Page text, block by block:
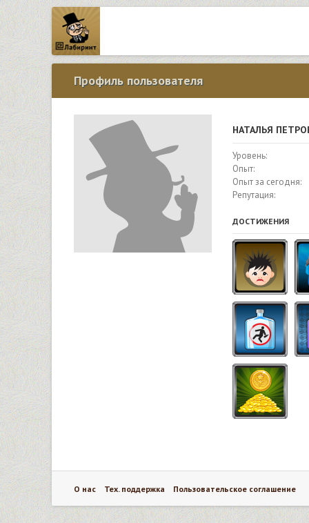
Профиль пользователя
НАТАЛЬЯ
Уровень:
Опыт:
Опыт за сегодня:
Репутация:
ДОСТИЖЕНИЯ
О нас Тех. поддержка Пользовательское соглашение